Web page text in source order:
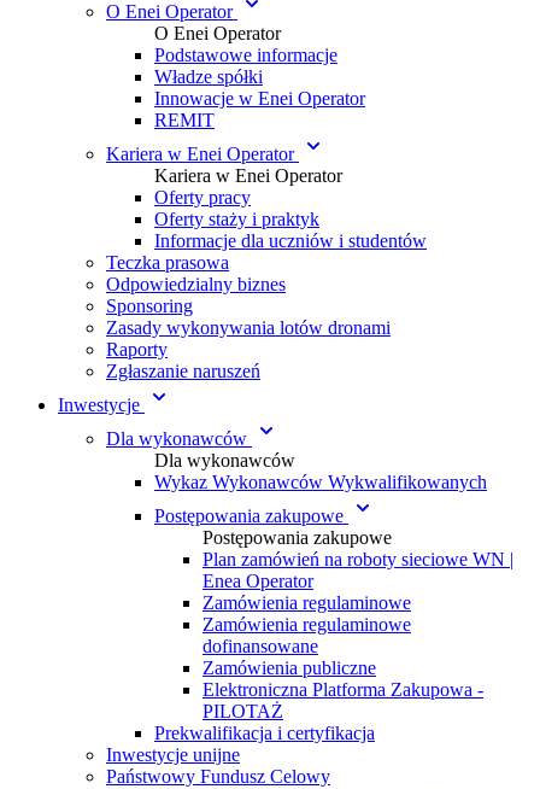
O Enei Operator
O Enei Operator
Podstawowe informacje
Władze spółki
Innowacje w Enei Operator
REMIT
Kariera w Enei Operator
Kariera w Enei Operator
Oferty pracy
Oferty staży i praktyk
Informacje dla uczniów i studentów
Teczka prasowa
Odpowiedzialny biznes
Sponsoring
Zasady wykonywania lotów dronami
Raporty
Zgłaszanie naruszeń
Inwestycje
Dla wykonawców
Dla wykonawców
Wykaz Wykonawców Wykwalifikowanych
Postępowania zakupowe
Postępowania zakupowe
Plan zamówień na roboty sieciowe WN |
Enea Operator
Zamówienia regulaminowe
Zamówienia regulaminowe
dofinansowane
Zamówienia publiczne
Elektroniczna Platforma Zakupowa -
PILOTAŻ
Prekwalifikacja i certyfikacja
Inwestycje unijne
Państwowy Fundusz Celowy